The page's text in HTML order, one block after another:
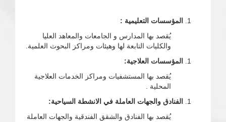
المؤسسات التعليمية :
يُقصد بها المدارس و الجامعات والمعاهد العليا
والكليات التابعة لها وهيئات ومراكز البحوث العلمية.
المؤسسات العلاجية:
يُقصد بها المستشفيات ومراكز الخدمات العلاجية
المحلية .
الفنادق والجهات العاملة في الانشطة السياحية:
يُقصد بها الفنادق والشقق الفندقية والجهات العاملة